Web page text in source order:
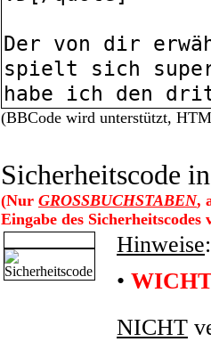
(BBCode wird unterstützt,
Sicherheitscode
(Nur GROSSBUCHSTABEN,
Eingabe des Sicherheitscodes
Hinweise:
•
NICHT